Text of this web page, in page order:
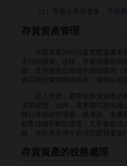
（2）存貨占用資金多， 市場
存貨資產管理
存貨資產的特征是實體資產本
支付的價值。這樣，存貨資產的 風險
險，是否願意以相應的價格購買
致存貨的實體價值喪失，進而引起
綜上所述，要降低存貨資產的風
求的狀態。此外，還應儘可能地
持日常的經營需要，或者說，考
顧客持續不斷的需要，又不會造
樣，在財務管理中必須對購買者進行
存貨資產的稅務處理